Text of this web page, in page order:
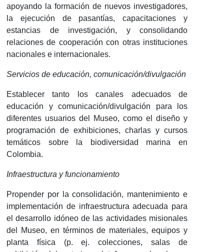
apoyando la formación de nuevos investigadores,
la ejecución de pasantías, capacitaciones y
estancias de investigación, y consolidando
relaciones de cooperación con otras instituciones
nacionales e internacionales.
Servicios de educación, comunicación/divulgación
Establecer tanto los canales adecuados de
educación y comunicación/divulgación para los
diferentes usuarios del Museo, como el diseño y
programación de exhibiciones, charlas y cursos
temáticos sobre la biodiversidad marina en
Colombia.
Infraestructura y funcionamiento
Propender por la consolidación, mantenimiento e
implementación de infraestructura adecuada para
el desarrollo idóneo de las actividades misionales
del Museo, en términos de materiales, equipos y
planta física (p. ej. colecciones, salas de